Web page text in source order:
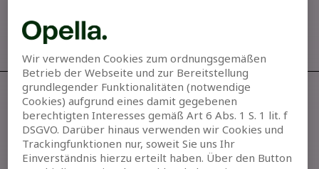
Allegra® kaufen
Unsere Werte
Wir verwenden Cookies zum ordnungsgemäßen
Betrieb der Webseite und zur Bereitstellung
grundlegender Funktionalitäten (notwendige
Cookies) aufgrund eines damit gegebenen
berechtigten Interesses gemäß Art 6 Abs. 1 S. 1 lit. f
DSGVO. Darüber hinaus verwenden wir Cookies und
Trackingfunktionen nur, soweit Sie uns Ihr
Einverständnis hierzu erteilt haben. Über den Button